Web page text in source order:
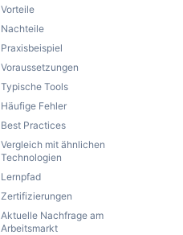
Vorteile
Nachteile
Praxisbeispiel
Voraussetzungen
Typische Tools
Häufige Fehler
Best Practices
Vergleich mit ähnlichen
Technologien
Lernpfad
Zertifizierungen
Aktuelle Nachfrage am
Arbeitsmarkt